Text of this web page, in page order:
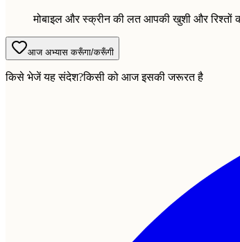
मोबाइल और स्क्रीन की लत आपकी खुशी और रिश्तों
आज अभ्यास करूँगा/करूँगी
किसे भेजें यह संदेश?किसी को आज इसकी जरूरत है